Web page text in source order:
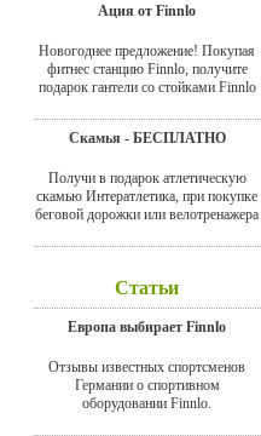
Ация от Finnlo
Новогоднее предложение! Покупая
фитнес станцию Finnlo, получите
подарок гантели со стойками Finnlo
Скамья - БЕСПЛАТНО
Получи в подарок атлетическую
скамью Интератлетика, при покупке
беговой дорожки или велотренажера
Статьи
Европа выбирает Finnlo
Отзывы известных спортсменов
Германии о спортивном
оборудовании Finnlo.